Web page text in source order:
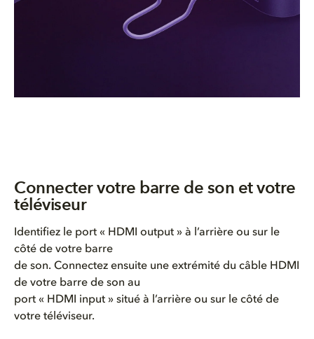
Connecter votre barre de son et votre
téléviseur
Identifiez le port « HDMI output » à l’arrière ou sur le
côté de votre barre
de son. Connectez ensuite une extrémité du câble HDMI
de votre barre de son au
port « HDMI input » situé à l’arrière ou sur le côté de
votre téléviseur.